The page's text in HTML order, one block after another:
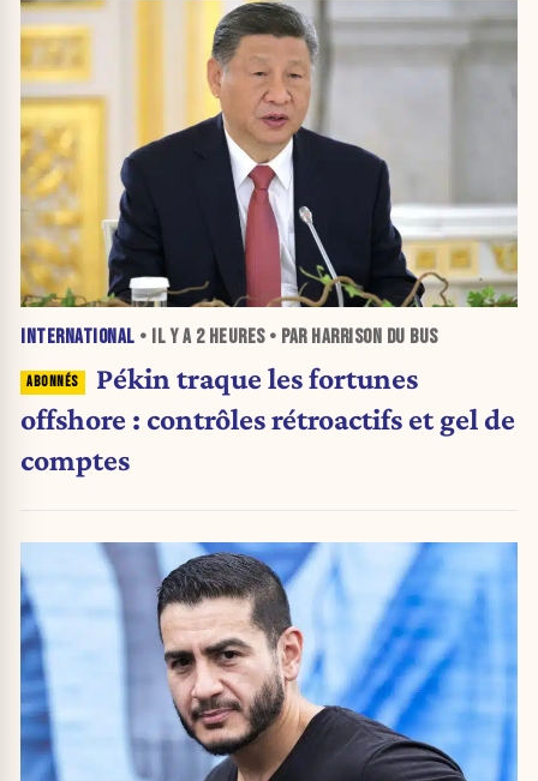
INTERNATIONAL • IL Y A 2 HEURES• PAR HARRISON DU BUS
Pékin traque les fortunes
offshore : contrôles rétroactifs et gel de
comptes